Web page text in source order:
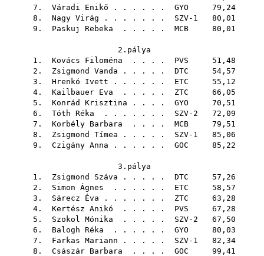
7. Váradi Enikő . . . . . . GYO 79,24
8. Nagy Virág . . . . . . . SZV-1 80,01
9. Paskuj Rebeka . . . . . MCB 80,01
2.pálya
1. Kovács Filoména . . . . PVS 51,48
2. Zsigmond Vanda . . . . . DTC 54,57
3. Hrenkó Ivett . . . . . . ETC 55,12
4. Kailbauer Eva . . . . . ZTC 66,05
5. Konrád Krisztina . . . . GYO 70,51
6. Tóth Réka . . . . . . . SZV-2 72,09
7. Korbély Barbara . . . . MCB 79,51
8. Zsigmond Tímea . . . . . SZV-1 85,06
9. Czigány Anna . . . . . . GOC 85,22
3.pálya
1. Zsigmond Száva . . . . . DTC 57,26
2. Simon Ágnes . . . . . . ETC 58,57
3. Sárecz Éva . . . . . . . ZTC 63,28
4. Kertész Anikó . . . . . PVS 67,28
5. Szokol Mónika . . . . . SZV-2 67,50
6. Balogh Réka . . . . . . GYO 80,03
7. Farkas Mariann . . . . . SZV-1 82,34
8. Császár Barbara . . . . GOC 99,41